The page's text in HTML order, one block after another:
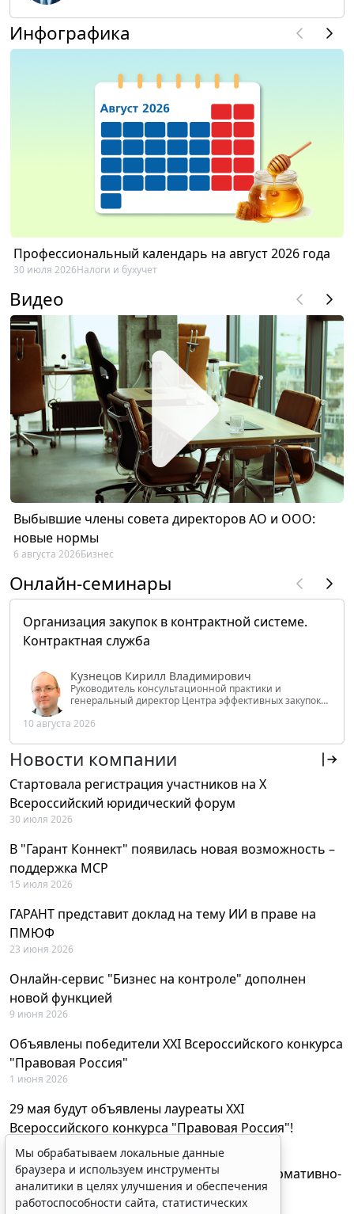
Инфографика
Профессиональный календарь на август 2026 года
30 июля 2026Налоги и бухучет
Видео
Выбывшие члены совета директоров АО и ООО:
новые нормы
6 августа 2026Бизнес
Онлайн-семинары
Организация закупок в контрактной системе.
Контрактная служба
Кузнецов Кирилл Владимирович
Руководитель консультационной практики и
генеральный директор Центра эффективных закупок
РФ
10 августа 2026
Новости компании
Стартовала регистрация участников на X
Всероссийский юридический форум
30 июля 2026
В "Гарант Коннект" появилась новая возможность –
поддержка MCP
15 июля 2026
ГАРАНТ представит доклад на тему ИИ в праве на
ПМЮФ
23 июня 2026
Онлайн-сервис "Бизнес на контроле" дополнен
новой функцией
9 июня 2026
Объявлены победители XXI Всероссийского конкурса
"Правовая Россия"
1 июня 2026
29 мая будут объявлены лауреаты XXI
Всероссийского конкурса "Правовая Россия"!
AI-ассистент Искра теперь анализирует нормативно-
техническую документацию
28 апреля 2026
Мы обрабатываем локальные данные
браузера и используем инструменты
аналитики в целях улучшения и обеспечения
работоспособности сайта, статистических